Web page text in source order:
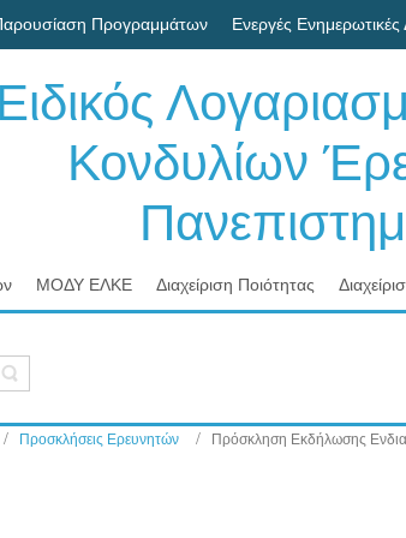
Προγραμμάτων Ενεργές Ενημερωτικές
Ειδικός
Κονδυλίων
ΜΟΔΥ ΕΛΚΕ Διαχείριση Ποιότητας
Προσκλήσεις Ερευνητών Πρόσκληση Εκδήλωσης